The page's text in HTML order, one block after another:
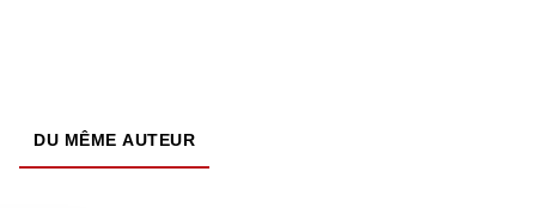
DU MÊME AUTEUR